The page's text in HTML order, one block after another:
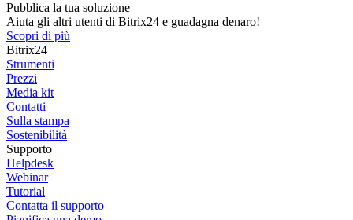
Pubblica la tua soluzione
Aiuta gli altri utenti di Bitrix24 e guadagna denaro!
Scopri di più
Bitrix24
Strumenti
Prezzi
Media kit
Contatti
Sulla stampa
Sostenibilità
Supporto
Helpdesk
Webinar
Tutorial
Contatta il supporto